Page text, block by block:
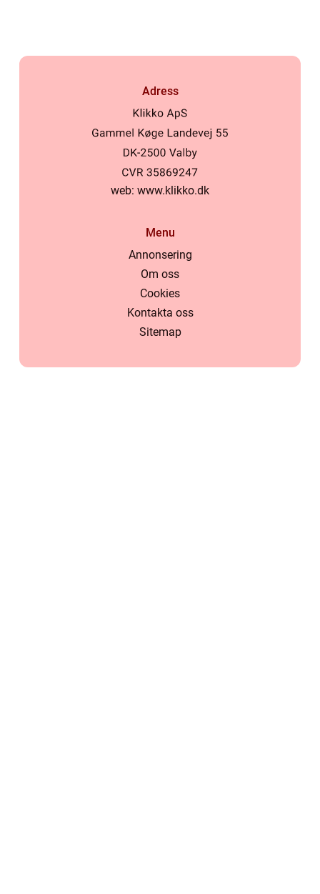
Adress
web: www.klikko.dk
Menu
Annonsering
Om oss
Cookies
Kontakta oss
Sitemap